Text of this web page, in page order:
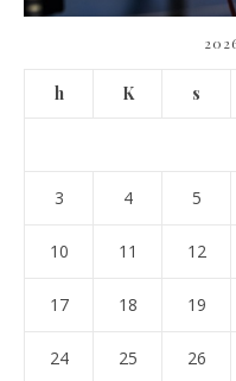
h K s
3 4 5
10 11 12
17 18 19
24 25 26